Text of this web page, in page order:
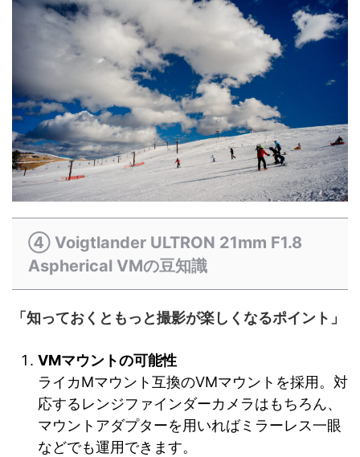
④ Voigtlander ULTRON 21mm F1.8
Aspherical VMの豆知識
「知っておくともっと撮影が楽しくなるポイント」
VMマウントの可能性
ライカMマウント互換のVMマウントを採用。対
応するレンジファインダーカメラはもちろん、
マウントアダプターを用いればミラーレス一眼
などでも運用できます。